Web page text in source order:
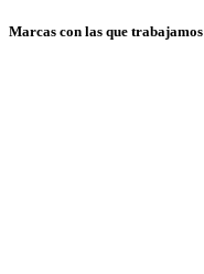
Marcas con las que trabajamos